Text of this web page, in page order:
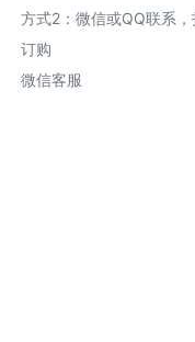
方式2 ：微信或QQ联系，
订购
微信客服